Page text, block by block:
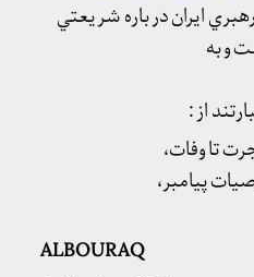
ايران در باره شريعتي
شده است و به
از :
تا وفات،
پيامبر،
ALBOURAQ